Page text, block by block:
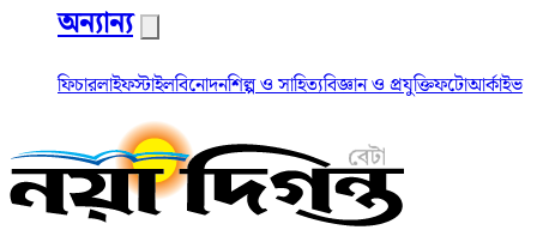
অন্যান্য
ফিচারলাইফস্টাইলবিনোদনশিল্প ও সাহিত্যবিজ্ঞান ও প্রযুক্তিফটোআর্কাইভ